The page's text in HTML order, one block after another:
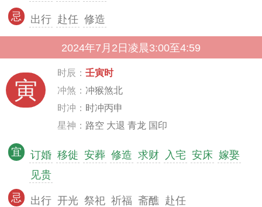
忌 出行 赴任 修造
2024年7月2日凌晨3:00至4:59
寅
时辰： 壬寅时
冲煞： 冲猴煞北
时冲： 时冲丙申
星神： 路空 大退 青龙 国印
宜 订婚 移徙 安葬 修造 求财 入宅 安床 嫁娶
见贵
忌 出行 开光 祭祀 祈福 斋醮 赴任